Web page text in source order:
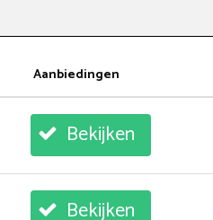
Aanbiedingen
Bekijken
Bekijken